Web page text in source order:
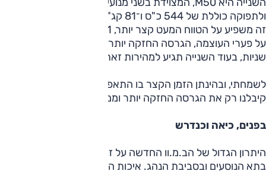
שניות, בעוד השנייה תגיע למהירות זאת "רק" תוך 5.7 שניות.
לשמחתי, ובהינתן הזמן הקצר בו התאפשר לנו לנהוג במכונית,
קיבלנו רק את הגרסה החזקה יותר וממנה התרשמנו.
בפנים, כיאה וכנדרש
היתרון הגדול של הב.מ.וו החדשה על זו שהיא באה "לקטול" הוא
בתא הנוסעים ובסביבת הנהג. איכות החומרים והביצוע